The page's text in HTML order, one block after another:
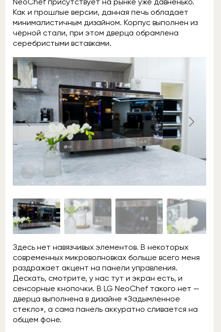
Как и прошлые версии, данная печь обладает
минималистичным дизайном. Корпус выполнен из
чёрной стали, при этом дверца обрамлена
серебристыми вставками.
Здесь нет навязчивых элементов. В некоторых
современных микроволновках больше всего меня
раздражает акцент на панели управления.
Дескать, смотрите, у нас тут и экран есть, и
сенсорные кнопочки. В LG NeoChef такого нет —
дверца выполнена в дизайне «Задымленное
стекло», а сама панель аккуратно сливается на
общем фоне.